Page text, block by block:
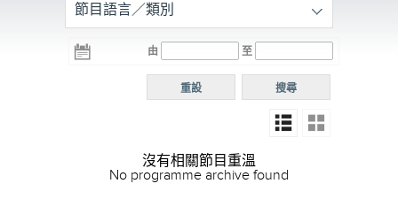
R3
電台 電台
R5
電台
普通
節目語言／類別
由 至
搜尋
重設
沒有相關節目重溫
No programme archive found